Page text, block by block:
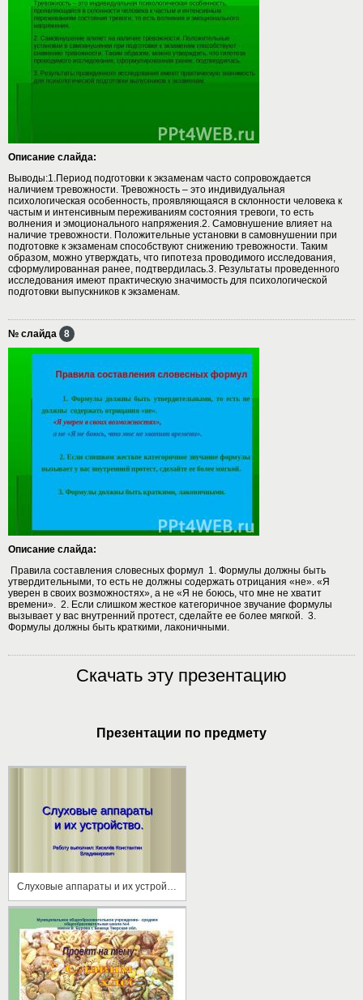
Описание слайда:
Выводы:1.Период подготовки к экзаменам часто сопровождается
наличием тревожности. Тревожность – это индивидуальная
психологическая особенность, проявляющаяся в склонности человека к
частым и интенсивным переживаниям состояния тревоги, то есть
волнения и эмоционального напряжения.2. Самовнушение влияет на
наличие тревожности. Положительные установки в самовнушении при
подготовке к экзаменам способствуют снижению тревожности. Таким
образом, можно утверждать, что гипотеза проводимого исследования,
сформулированная ранее, подтвердилась.3. Результаты проведенного
исследования имеют практическую значимость для психологической
подготовки выпускников к экзаменам.
№ слайда 8
Описание слайда:
Правила составления словесных формул 1. Формулы должны быть
утвердительными, то есть не должны содержать отрицания «не». «Я
уверен в своих возможностях», а не «Я не боюсь, что мне не хватит
времени». 2. Если слишком жесткое категоричное звучание формулы
вызывает у вас внутренний протест, сделайте ее более мягкой. 3.
Формулы должны быть краткими, лаконичными.
Скачать эту презентацию
Презентации по предмету